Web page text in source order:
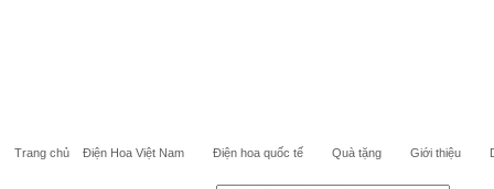
Trang chủ Điện Hoa Việt Nam Điện hoa quốc tế Quà tặng Giới thiệu